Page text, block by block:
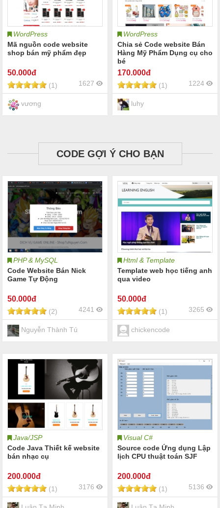
WordPress
Mã nguồn code website
shop bán mỹ phẩm đẹp
50.000đ
(1) 1627
vương
WordPress
Chia sẻ Code website Bán
Hàng Mỹ Phẩm Dụng cụ cho
bé
170.000đ
(1) 1224
luhy
CODE GỢI Ý CHO BẠN
PHP & MySQL
Code Website Bán Nick
Game Tự Động
50.000đ
(2) 4241
Nguyễn Thành Tú
Html & Template
Template web học tiếng anh
qua video
50.000đ
(1) 3265
chickencode
Java/JSP
Code Java Thiết kế website
bán nhạc cụ
200.000đ
(1) 3176
Visual C#
Source code Ứng dụng Lập
lịch CPU thuật toán SJF
200.000đ
(1) 5136